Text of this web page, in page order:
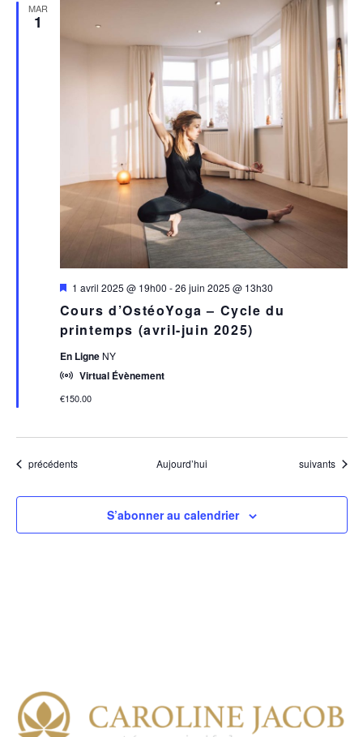
MAR
1
Cours d’OstéoYoga – Cycle du
printemps (avril-juin 2025)
Mis
avant
1 avril 2025 @ 19h00 -26 juin 2025 @ 13h30
En Ligne NY
Virtual Évènement
€150.00
Évènements
précédents Aujourd’hui Évènements
suivants
S’abonner au calendrier